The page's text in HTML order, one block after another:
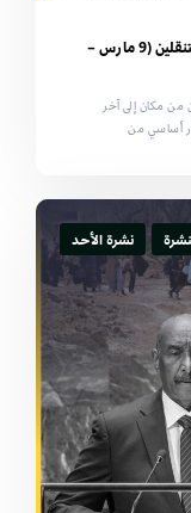
الأحداث والتطورات الخاصة بالأشخاص المتنقلين (9 مارس –
من مكان إلى آخر
أساسي من
نشرة الأحد